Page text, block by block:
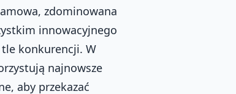
zdominowana
innowacyjnego
konkurencji. W
najnowsze
aby przekazać